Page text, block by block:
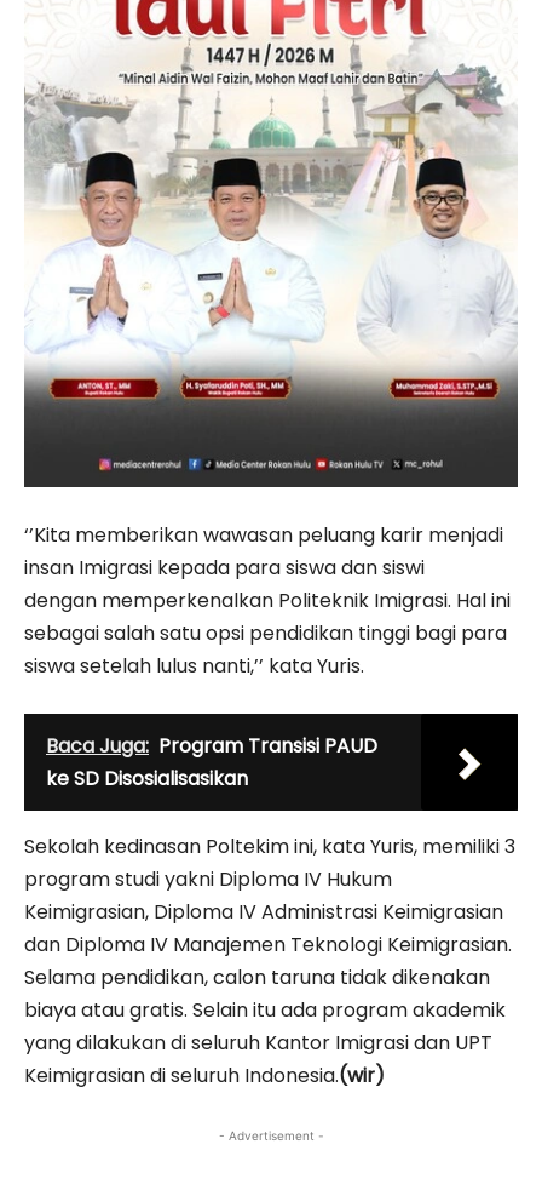
‘’Kita memberikan wawasan peluang karir menjadi
insan Imigrasi kepada para siswa dan siswi
dengan memperkenalkan Politeknik Imigrasi. Hal ini
sebagai salah satu opsi pendidikan tinggi bagi para
siswa setelah lulus nanti,’’ kata Yuris.
Baca Juga: Program Transisi PAUD
ke SD Disosialisasikan
Sekolah kedinasan Poltekim ini, kata Yuris, memiliki 3
program studi yakni Diploma IV Hukum
Keimigrasian, Diploma IV Administrasi Keimigrasian
dan Diploma IV Manajemen Teknologi Keimigrasian.
Selama pendidikan, calon taruna tidak dikenakan
biaya atau gratis. Selain itu ada program akademik
yang dilakukan di seluruh Kantor Imigrasi dan UPT
Keimigrasian di seluruh Indonesia.(wir)
- Advertisement -